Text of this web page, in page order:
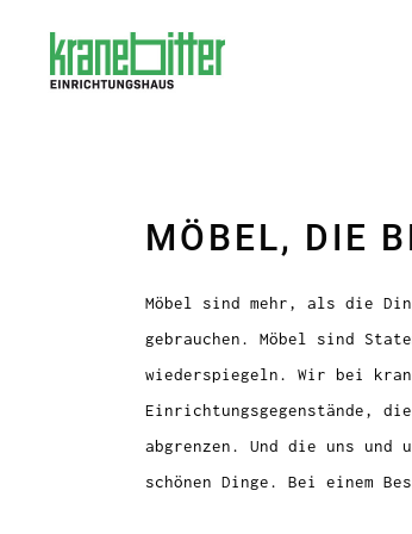
MÖBEL, DIE
Möbel sind mehr, als die
gebrauchen. Möbel sind
wiederspiegeln. Wir bei
Einrichtungsgegenstände,
abgrenzen. Und die uns und
schönen Dinge. Bei einem